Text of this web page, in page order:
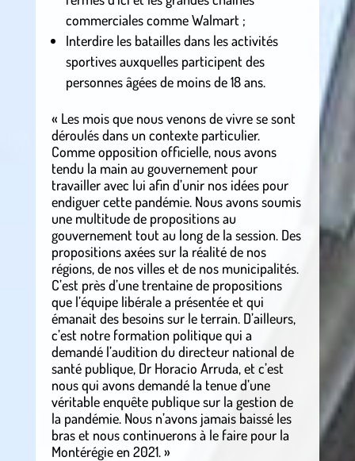
commerciales comme Walmart ;
Interdire les batailles dans les activités
sportives auxquelles participent des
personnes âgées de moins de 18 ans.
« Les mois que nous venons de vivre se sont
déroulés dans un contexte particulier.
Comme opposition officielle, nous avons
tendu la main au gouvernement pour
travailler avec lui afin d’unir nos idées pour
endiguer cette pandémie. Nous avons soumis
une multitude de propositions au
gouvernement tout au long de la session. Des
propositions axées sur la réalité de nos
régions, de nos villes et de nos municipalités.
C’est près d’une trentaine de propositions
que l’équipe libérale a présentée et qui
émanait des besoins sur le terrain. D’ailleurs,
c’est notre formation politique qui a
demandé l’audition du directeur national de
santé publique, Dr Horacio Arruda, et c’est
nous qui avons demandé la tenue d’une
véritable enquête publique sur la gestion de
la pandémie. Nous n’avons jamais baissé les
bras et nous continuerons à le faire pour la
Montérégie en 2021. »